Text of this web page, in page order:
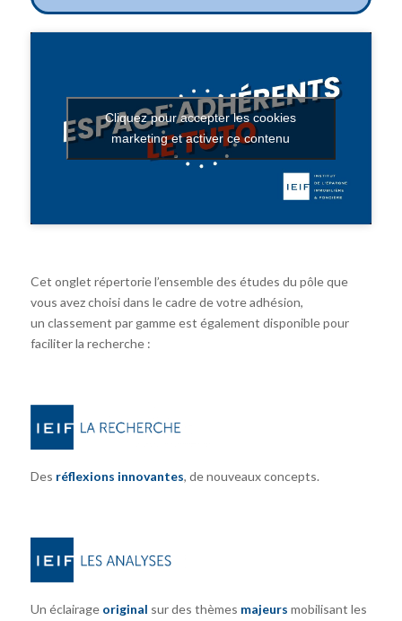
Cliquez pour accepter les cookies
marketing et activer ce contenu
Cet onglet répertorie l’ensemble des études du pôle que
vous avez choisi dans le cadre de votre adhésion,
un classement par gamme est également disponible pour
faciliter la recherche :
Des réflexions innovantes, de nouveaux concepts.
Un éclairage original sur des thèmes majeurs mobilisant les